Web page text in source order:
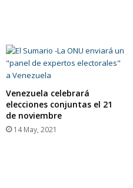
Venezuela celebrará
elecciones conjuntas el 21
de noviembre
14 May, 2021